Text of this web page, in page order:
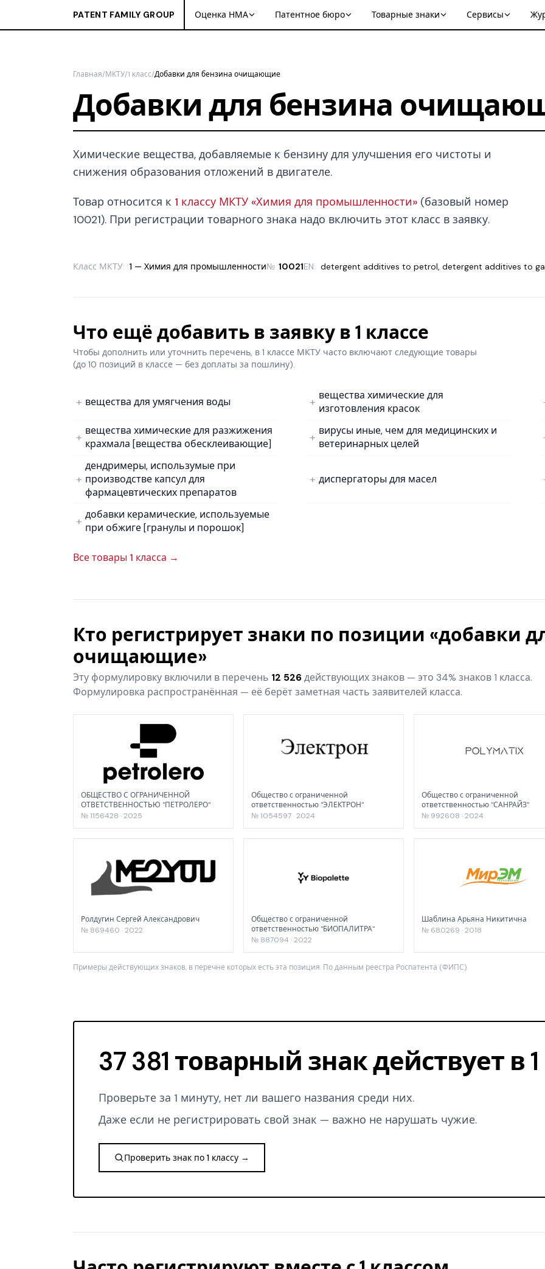
PATENT FAMILY GROUP Оценка НМА Патентное бюро Товарные знаки Сервисы
Главная/МКТУ/1 класс/Добавки для бензина очищающие
Добавки для бензина
Химические вещества, добавляемые к бензину для улучшения его чистоты и
снижения образования отложений в двигателе.
Товар относится к 1 классу МКТУ «Химия для промышленности» (базовый номер
10021). При регистрации товарного знака надо включить этот класс в заявку.
Класс МКТУ: 1 — Химия для промышленности№ 10021EN: detergent additives to petrol, detergent additives to
Что ещё добавить в заявку в 1 классе
Чтобы дополнить или уточнить перечень, в 1 классе МКТУ часто включают следующие товары
(до 10 позиций в классе — без доплаты за пошлину).
вещества для умягчения воды
вещества химические для
изготовления красок
вещества химические для разжижения
крахмала [вещества обесклеивающие]
вирусы иные, чем для медицинских и
ветеринарных целей
дендримеры, использумые при
производстве капсул для
фармацевтических препаратов
диспергаторы для масел
добавки керамические, используемые
при обжиге [гранулы и порошок]
Все товары 1 класса →
Кто регистрирует знаки по позиции «добавки
очищающие»
Эту формулировку включили в перечень 12 526действующих знаков — это 34% знаков 1 класса.
Формулировка распространённая — её берёт заметная часть заявителей класса.
ОБЩЕСТВО С ОГРАНИЧЕННОЙ
ОТВЕТСТВЕННОСТЬЮ "ПЕТРОЛЕРО"
№ 1156428 · 2025
Общество с ограниченной
ответственностью "ЭЛЕКТРОН"
№ 1054597 · 2024
Общество с ограниченной
ответственностью "САНРАЙЗ"
№ 992608 · 2024
Ролдугин Сергей Александрович
№ 869460 · 2022
Общество с ограниченной
ответственностью "БИОПАЛИТРА"
№ 887094 · 2022
Шаблина Арьяна Никитична
№ 680269 · 2018
Примеры действующих знаков, в перечне которых есть эта позиция. По данным реестра Роспатента (ФИПС).
37 381 товарный знак действует в
Проверьте за 1 минуту, нет ли вашего названия среди них.
Даже если не регистрировать свой знак — важно не нарушать чужие.
Проверить знак по 1 классу →